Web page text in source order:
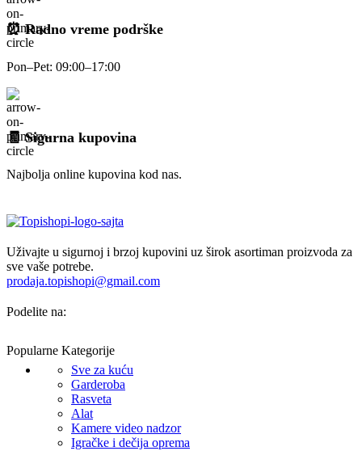
⏰ Radno vreme podrške
Pon–Pet: 09:00–17:00
🧾 Sigurna kupovina
Najbolja online kupovina kod nas.
Uživajte u sigurnoj i brzoj kupovini uz širok asortiman proizvoda za
sve vaše potrebe.
prodaja.topishopi@gmail.com
Podelite na:
Popularne Kategorije
Sve za kuću
Garderoba
Rasveta
Alat
Kamere video nadzor
Igračke i dečija oprema